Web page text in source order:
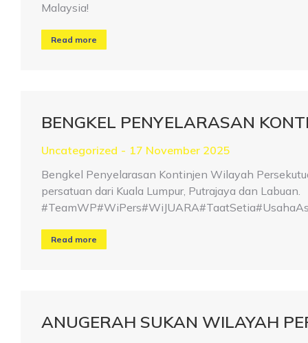
Malaysia!
Read more
BENGKEL PENYELARASAN
Uncategorized
17 November 2025
Bengkel Penyelarasan Kontinjen Wilayah
persatuan dari Kuala Lumpur, Putrajaya dan Labuan.
Read more
ANUGERAH SUKAN WILAYAH